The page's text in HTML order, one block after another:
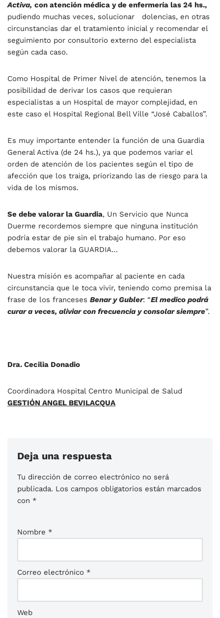
Activa, con atención médica y de enfermería las 24 hs.,
pudiendo muchas veces, solucionar dolencias, en otras
circunstancias dar el tratamiento inicial y recomendar el
seguimiento por consultorio externo del especialista
según cada caso.
Como Hospital de Primer Nivel de atención, tenemos la
posibilidad de derivar los casos que requieran
especialistas a un Hospital de mayor complejidad, en
este caso el Hospital Regional Bell Ville “José Caballos”.
Es muy importante entender la función de una Guardia
General Activa (de 24 hs.), ya que podemos variar el
orden de atención de los pacientes según el tipo de
afección que los traiga, priorizando las de riesgo para la
vida de los mismos.
Se debe valorar la Guardia, Un Servicio que Nunca
Duerme recordemos siempre que ninguna institución
podría estar de pie sin el trabajo humano. Por eso
debemos valorar la GUARDIA…
Nuestra misión es acompañar al paciente en cada
circunstancia que le toca vivir, teniendo como premisa la
frase de los franceses Benar y Gubler: “El medico podrá
curar a veces, aliviar con frecuencia y consolar siempre”.
Dra. Cecilia Donadio
Coordinadora Hospital Centro Municipal de Salud
GESTIÓN ANGEL BEVILACQUA
Deja una respuesta
Tu dirección de correo electrónico no será
publicada. Los campos obligatorios están marcados
con *
Nombre *
Correo electrónico *
Web